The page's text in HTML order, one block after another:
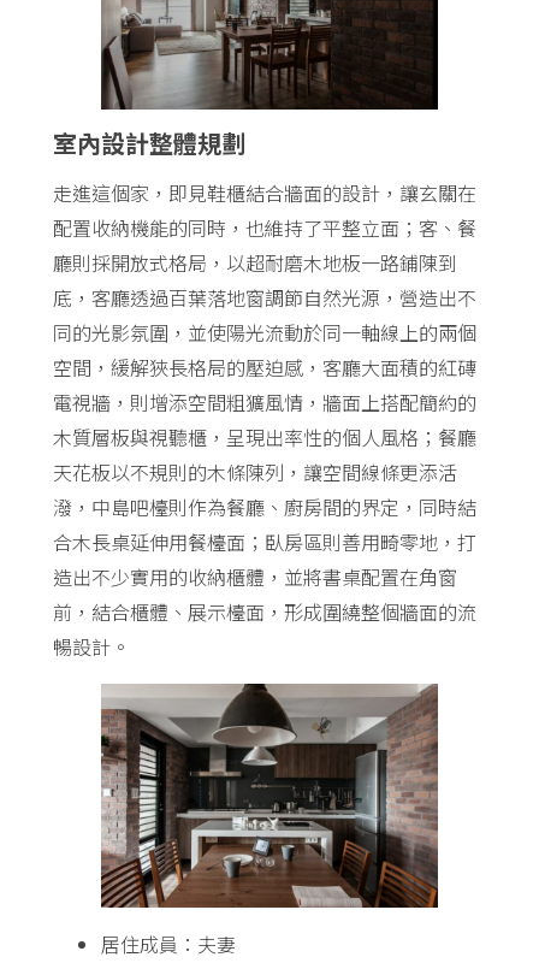
室內設計整體規劃
走進這個家，即見鞋櫃結合牆面的設計，讓玄關在
配置收納機能的同時，也維持了平整立面；客、餐
廳則採開放式格局，以超耐磨木地板一路鋪陳到
底，客廳透過百葉落地窗調節自然光源，營造出不
同的光影氛圍，並使陽光流動於同一軸線上的兩個
空間，緩解狹長格局的壓迫感，客廳大面積的紅磚
電視牆，則增添空間粗獷風情，牆面上搭配簡約的
木質層板與視聽櫃，呈現出率性的個人風格；餐廳
天花板以不規則的木條陳列，讓空間線條更添活
潑，中島吧檯則作為餐廳、廚房間的界定，同時結
合木長桌延伸用餐檯面；臥房區則善用畸零地，打
造出不少實用的收納櫃體，並將書桌配置在角窗
前，結合櫃體、展示檯面，形成圍繞整個牆面的流
暢設計。
居住成員：夫妻